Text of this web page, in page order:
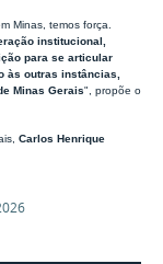
Minas, temos força.
institucional,
para se articular
às outras instâncias,
Minas Gerais", propõe o
Carlos Henrique